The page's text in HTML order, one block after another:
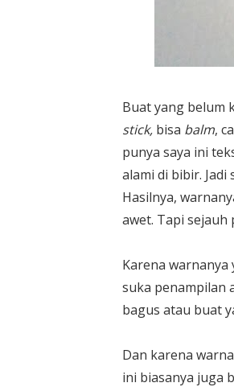
Buat yang belum
stick, bisa balm,
punya saya ini
alami di bibir.
Hasilnya,
awet. Tapi sejauh
Karena
suka penampilan
bagus atau buat
Dan karena
ini biasanya juga